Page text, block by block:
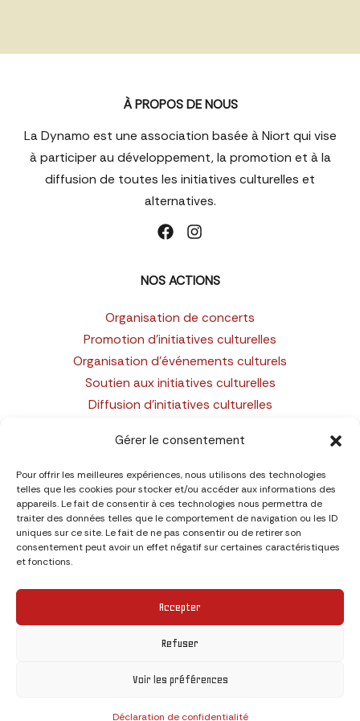
Gérer le consentement
Pour offrir les meilleures expériences, nous utilisons des technologies
telles que les cookies pour stocker et/ou accéder aux informations des
appareils. Le fait de consentir à ces technologies nous permettra de
traiter des données telles que le comportement de navigation ou les ID
uniques sur ce site. Le fait de ne pas consentir ou de retirer son
consentement peut avoir un effet négatif sur certaines caractéristiques
et fonctions.
Accepter
Refuser
Voir les préférences
Déclaration de confidentialité
À PROPOS DE NOUS
La Dynamo est une association basée à Niort qui vise
à participer au développement, la promotion et à la
diffusion de toutes les initiatives culturelles et
alternatives.
NOS ACTIONS
Organisation de concerts
Promotion d’initiatives culturelles
Organisation d’événements culturels
Soutien aux initiatives culturelles
Diffusion d’initiatives culturelles
Politique de confidentialité
Mentions légales
CONTACT
Association La Dynamo
21 rue Perrière 79000 Niort